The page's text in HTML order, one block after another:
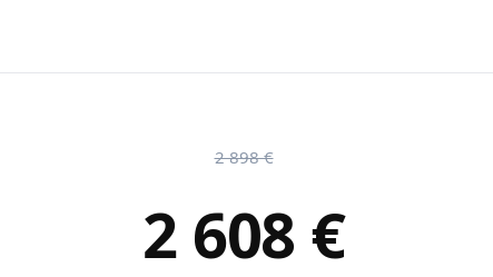
2 898 €
2 608 €